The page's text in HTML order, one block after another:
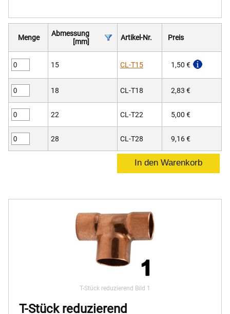
Menge
Abmessung
[mm]
Artikel-Nr. Preis
15 CL-T15 1,50 €
18 CL-T18 2,83 €
22 CL-T22 5,00 €
28 CL-T28 9,16 €
T-Stück reduzierend Bild 1
T-Stück reduzierend